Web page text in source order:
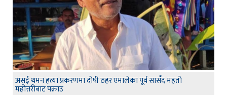
असई थमन हत्या प्रकरणमा दोषी ठहर एमालेका पूर्व सासँद महतो
महोत्तरीबाट पक्राउ